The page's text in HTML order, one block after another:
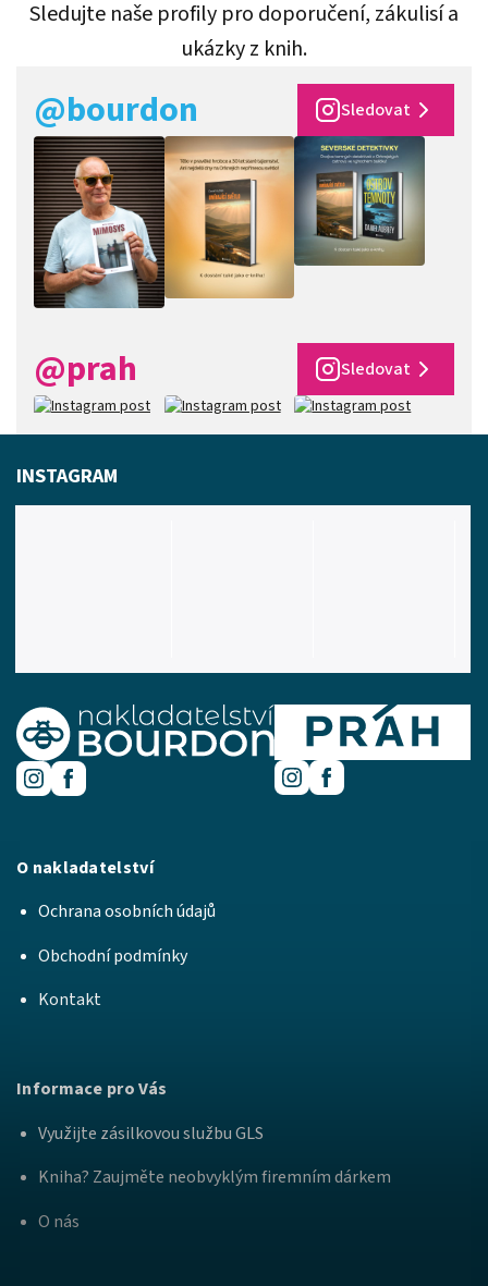
Sledujte naše profily pro doporučení, zákulisí a
ukázky z knih.
@bourdon Sledovat
@prah Sledovat
O nakladatelství
Ochrana osobních údajů
Obchodní podmínky
Kontakt
Informace pro Vás
Využijte zásilkovou službu GLS
Kniha? Zaujměte neobvyklým firemním dárkem
O nás
INSTAGRAM